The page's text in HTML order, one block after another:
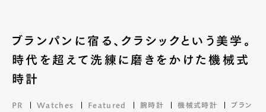
ブランパンに宿る、クラシックという美学。
時代を超えて洗練に磨きをかけた機械式
時計
PR Watches Featured 腕時計 機械式時計
ブラン